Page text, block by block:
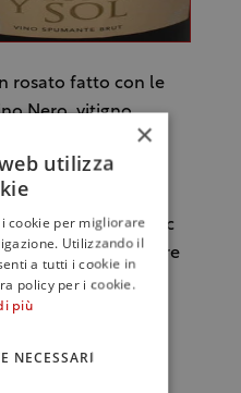
rosato fatto con le
Nero, vitigno
che maturano
rosso e che,
Nero, è Doc
unica a comprendere
×
utilizza
cookie per migliorare
Utilizzando il
a tutti i cookie in
policy per i cookie.
più
NECESSARI